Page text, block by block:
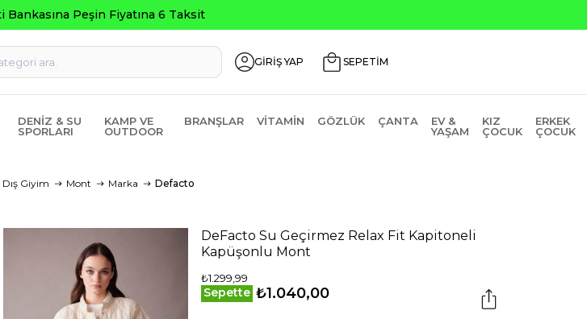
Seçili Ürünlerde ₺2000 Üzeri ₺200 İndirim Kodu: AGUSTOS200
GİRİŞ YAP SEPETİM
DENIZ & SU
SPORLARI
KAMP VE
OUTDOOR
BRANŞLAR VITAMIN GÖZLÜK ÇANTA
EV &
YAŞAM
KIZ
ÇOCUK
ERKEK
ÇOCUK
Dış Giyim Mont Marka Defacto
DeFacto Su Geçirmez Relax Fit Kapitoneli
Kapüşonlu Mont
₺1.299,99
Sepette ₺1.040,00